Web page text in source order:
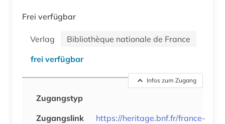
Frei verfügbar
Verlag
Bibliothèque nationale de France
frei verfügbar
Infos zum Zugang
Zugangstyp
Zugangslink
https://heritage.bnf.fr/france-